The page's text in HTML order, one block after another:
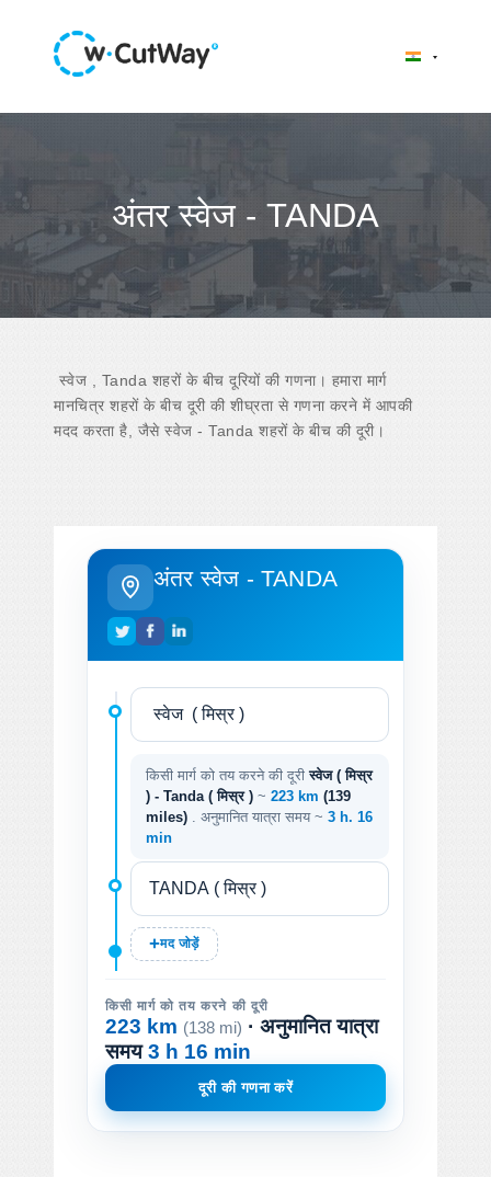
अंतर स्वेज - TANDA
स्वेज , Tanda शहरों के बीच दूरियों की गणना। हमारा मार्ग
मानचित्र शहरों के बीच दूरी की शीघ्रता से गणना करने में आपकी
मदद करता है, जैसे स्वेज - Tanda शहरों के बीच की दूरी।
अंतर स्वेज - TANDA
किसी मार्ग को तय करने की दूरीस्वेज ( मिस्र
) - Tanda ( मिस्र ) ~ 223 km (139
miles)
. अनुमानित यात्रा समय ~ 3 h. 16
min
मद जोड़ें
किसी मार्ग को तय करने की दूरी
223 km (138 mi) · अनुमानित यात्रा
समय3 h 16 min
दूरी की गणना करें